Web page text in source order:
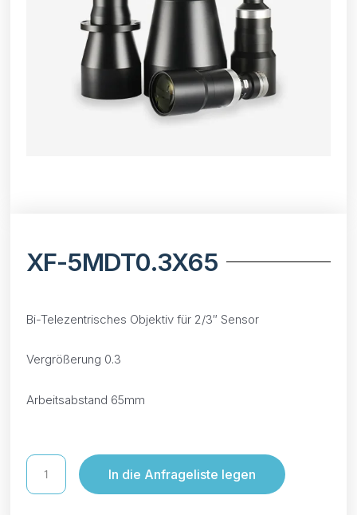
XF-5MDT0.3X65
Bi-Telezentrisches Objektiv für 2/3″ Sensor
Vergrößerung 0.3
Arbeitsabstand 65mm
In die Anfrageliste legen